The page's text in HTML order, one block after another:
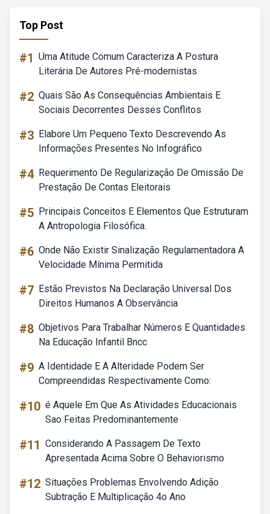
Top Post
#1 Uma Atitude Comum Caracteriza A Postura
Literária De Autores Pré-modernistas
#2 Quais São As Consequências Ambientais E
Sociais Decorrentes Desses Conflitos
#3 Elabore Um Pequeno Texto Descrevendo As
Informações Presentes No Infográfico
#4 Requerimento De Regularização De Omissão De
Prestação De Contas Eleitorais
#5 Principais Conceitos E Elementos Que Estruturam
A Antropologia Filosófica.
#6 Onde Não Existir Sinalização Regulamentadora A
Velocidade Mínima Permitida
#7 Estão Previstos Na Declaração Universal Dos
Direitos Humanos A Observância
#8 Objetivos Para Trabalhar Números E Quantidades
Na Educação Infantil Bncc
#9 A Identidade E A Alteridade Podem Ser
Compreendidas Respectivamente Como:
#10 é Aquele Em Que As Atividades Educacionais
Sao Feitas Predominantemente
#11 Considerando A Passagem De Texto
Apresentada Acima Sobre O Behaviorismo
#12 Situações Problemas Envolvendo Adição
Subtração E Multiplicação 4o Ano